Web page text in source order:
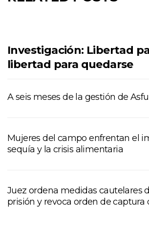
Investigación: Libertad
libertad para quedarse
A seis meses de la gestión de
Mujeres del campo enfrentan el
sequía y la crisis alimentaria
Juez ordena medidas cautelares
prisión y revoca orden de captura